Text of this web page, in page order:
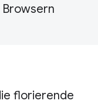
florierende